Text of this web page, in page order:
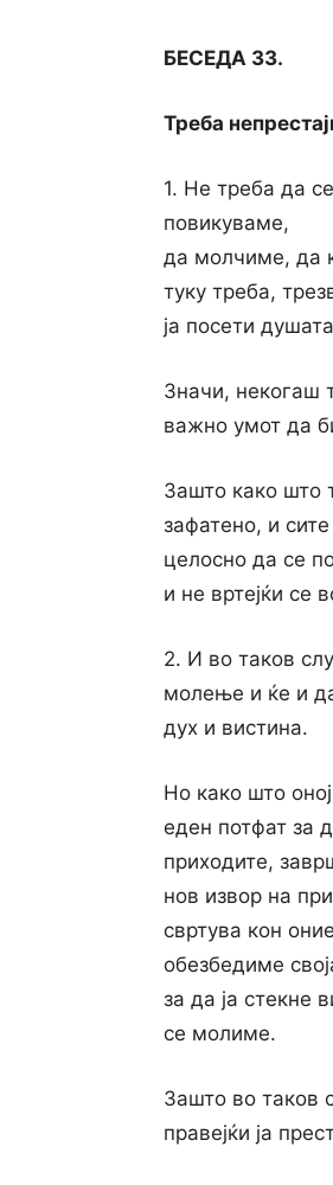
БЕСЕДА 33.
Треба
1. Не треба да
повикуваме,
да молчиме, да
туку треба,
ја посети
Значи, некогаш
важно умот да
Зашто како што
зафатено, и
целосно да се
и не вртејќи се
2. И во таков
молење и ќе и
дух и вистина.
Но како што
еден потфат за
приходите,
нов извор на
свртува кон
обезбедиме
за да ја стекне
се молиме.
Зашто во таков
правејќи ја